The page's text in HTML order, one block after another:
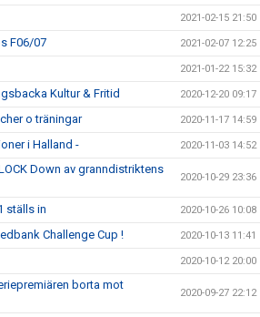
2021-02-15 21:50
F06/07 2021-02-07 12:25
2021-01-22 15:32
Kultur & Fritid 2020-12-20 09:17
o träningar 2020-11-17 14:59
i Halland - 2020-11-03 14:52
Down av granndistriktens
2020-10-29 23:36
ställs in 2020-10-26 10:08
Challenge Cup ! 2020-10-13 11:41
2020-10-12 20:00
borta mot
2020-09-27 22:12